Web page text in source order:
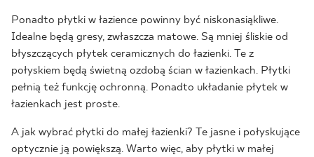
Ponadto płytki w łazience powinny być niskonasiąkliwe.
Idealne będą gresy, zwłaszcza matowe. Są mniej śliskie od
błyszczących płytek ceramicznych do łazienki. Te z
połyskiem będą świetną ozdobą ścian w łazienkach. Płytki
pełnią też funkcję ochronną. Ponadto układanie płytek w
łazienkach jest proste.
A jak wybrać płytki do małej łazienki? Te jasne i połyskujące
optycznie ją powiększą. Warto więc, aby płytki w małej